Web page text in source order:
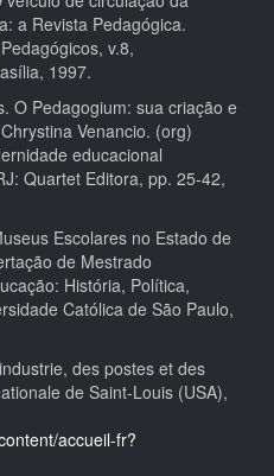
a Revista Pedagógica.
v.8,
1997.
O Pedagogium: sua criação e
Venancio. (org)
educacional
Quartet Editora, pp. 25-42,
Escolares no Estado de
de Mestrado
História, Política,
Católica de São Paulo,
des postes et des
de Saint-Louis (USA),
accueil-fr?